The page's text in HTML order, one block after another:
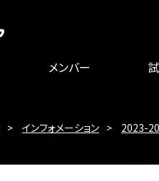
メンバー
インフォメーション 2023-